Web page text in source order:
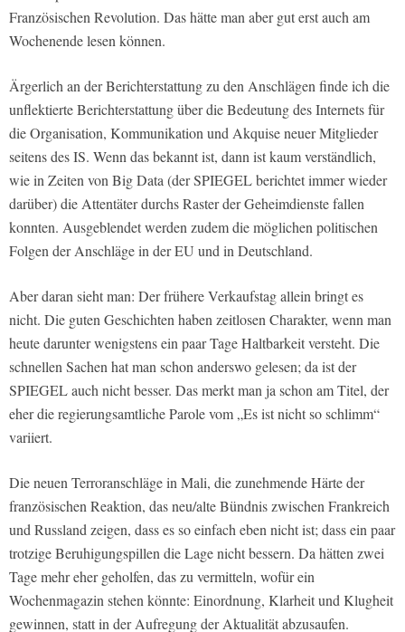
Französischen Revolution. Das hätte man aber gut erst auch am
Wochenende lesen können.
Ärgerlich an der Berichterstattung zu den Anschlägen finde ich die
unflektierte Berichterstattung über die Bedeutung des Internets für
die Organisation, Kommunikation und Akquise neuer Mitglieder
seitens des IS. Wenn das bekannt ist, dann ist kaum verständlich,
wie in Zeiten von Big Data (der SPIEGEL berichtet immer wieder
darüber) die Attentäter durchs Raster der Geheimdienste fallen
konnten. Ausgeblendet werden zudem die möglichen politischen
Folgen der Anschläge in der EU und in Deutschland.
Aber daran sieht man: Der frühere Verkaufstag allein bringt es
nicht. Die guten Geschichten haben zeitlosen Charakter, wenn man
heute darunter wenigstens ein paar Tage Haltbarkeit versteht. Die
schnellen Sachen hat man schon anderswo gelesen; da ist der
SPIEGEL auch nicht besser. Das merkt man ja schon am Titel, der
eher die regierungsamtliche Parole vom „Es ist nicht so schlimm“
variiert.
Die neuen Terroranschläge in Mali, die zunehmende Härte der
französischen Reaktion, das neu/alte Bündnis zwischen Frankreich
und Russland zeigen, dass es so einfach eben nicht ist; dass ein paar
trotzige Beruhigungspillen die Lage nicht bessern. Da hätten zwei
Tage mehr eher geholfen, das zu vermitteln, wofür ein
Wochenmagazin stehen könnte: Einordnung, Klarheit und Klugheit
gewinnen, statt in der Aufregung der Aktualität abzusaufen.